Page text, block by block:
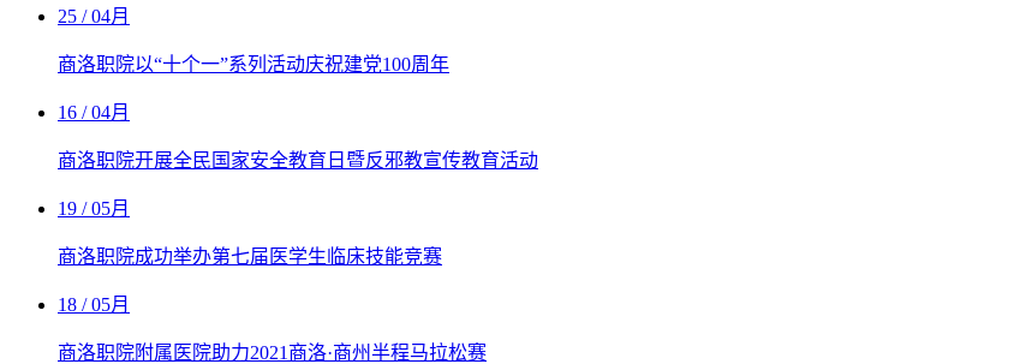
25 / 04月
商洛职院以“十个一”系列活动庆祝建党100周年
16 / 04月
商洛职院开展全民国家安全教育日暨反邪教宣传教育活动
19 / 05月
商洛职院成功举办第七届医学生临床技能竞赛
18 / 05月
商洛职院附属医院助力2021商洛·商州半程马拉松赛